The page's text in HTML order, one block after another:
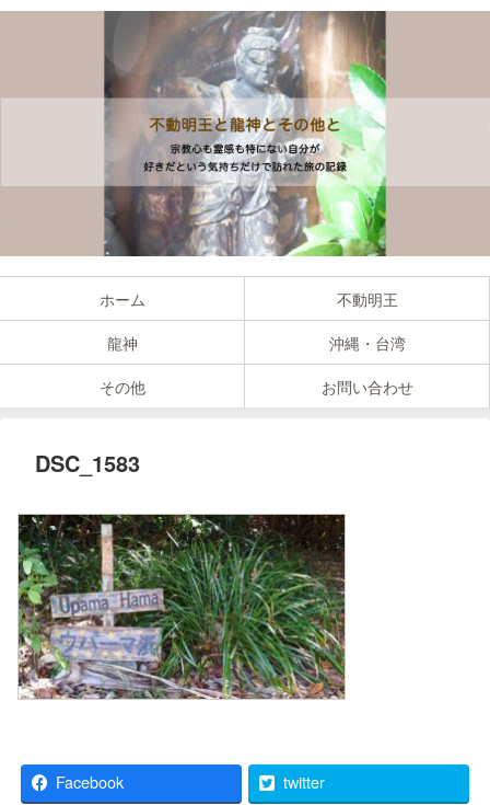
ホーム
不動明王
龍神
沖縄・台湾
その他
お問い合わせ
DSC_1583
Facebook twitter